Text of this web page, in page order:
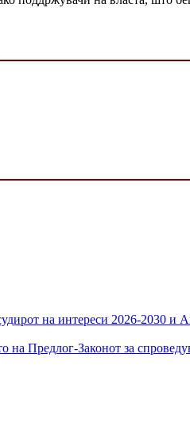
на интереси 2026-2030 и
на Предлог-Законот за